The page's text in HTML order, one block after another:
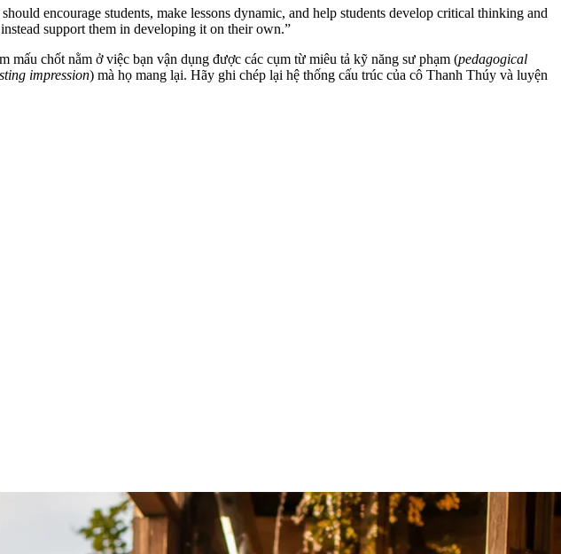
encourage students, make lessons dynamic, and help students develop critical thinking and
support them in developing it on their own.”
mấu chốt nằm ở việc bạn vận dụng được các cụm từ miêu tả kỹ năng sư phạm (pedagogical
impression) mà họ mang lại. Hãy ghi chép lại hệ thống cấu trúc của cô Thanh Thúy và luyện